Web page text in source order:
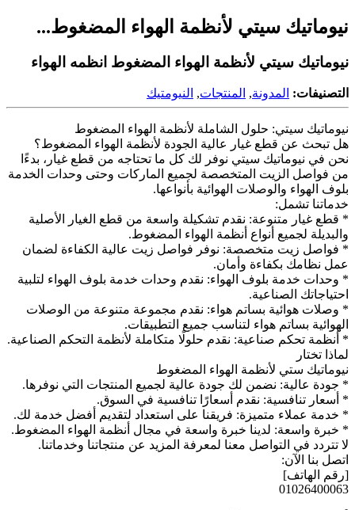
نيوماتيك سيتي لأنظمة الهواء المضغوط...
نيوماتيك سيتي لأنظمة الهواء المضغوط انظمه الهواء
التصنيفات: المدونة, المنتجات, النيومتيك
نيوماتيك سيتي: حلول الشاملة لأنظمة الهواء المضغوط
هل تبحث عن قطع غيار عالية الجودة لأنظمة الهواء المضغوط؟
نحن في نيوماتيك سيتي نوفر لك كل ما تحتاجه من قطع غيار، بدءًا
من فواصل الزيت المتخصصة لجميع الماركات وحتى وحدات الخدمة
بلوف الهواء والوصلات الهوائية بأنواعها.
خدماتنا تشمل:
* قطع غيار متنوعة: نقدم تشكيلة واسعة من قطع الغيار الأصلية
والبديلة لجميع أنواع أنظمة الهواء المضغوط.
* فواصل زيت متخصصة: نوفر فواصل زيت عالية الكفاءة لضمان
عمل نظامك بكفاءة وأمان.
* وحدات خدمة بلوف الهواء: نقدم وحدات خدمة بلوف الهواء لتلبية
احتياجاتك الصناعية.
* وصلات هوائية بساتم هواء: نقدم مجموعة متنوعة من الوصلات
الهوائية بساتم هواء لتناسب جميع التطبيقات.
* أنظمة تحكم صناعية: نقدم حلولًا متكاملة لأنظمة التحكم الصناعية.
لماذا تختار
نيوماتيك ستي لأنظمة الهواء المضغوط
* جودة عالية: نضمن لك جودة عالية لجميع المنتجات التي نوفرها.
* أسعار تنافسية: نقدم أسعارًا تنافسية في السوق.
* خدمة عملاء متميزة: فريقنا على استعداد لتقديم أفضل خدمة لك.
* خبرة واسعة: لدينا خبرة واسعة في مجال أنظمة الهواء المضغوط.
لا تتردد في التواصل معنا لمعرفة المزيد عن منتجاتنا وخدماتنا.
اتصل بنا الآن:
[رقم الهاتف]
01026400063